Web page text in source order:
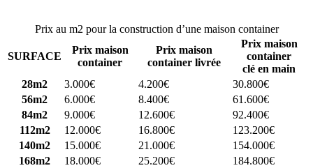
Prix au m2 pour la construction d’une maison container
SURFACE
Prix maison
container
Prix maison
container livrée
Prix maison
container
clé en main
28m2
3.000€ 4.200€
30.800€
56m2
6.000€ 8.400€
61.600€
84m2
9.000€ 12.600€
92.400€
112m2
12.000€ 16.800€
123.200€
140m2
15.000€ 21.000€
154.000€
168m2
18.000€ 25.200€
184.800€